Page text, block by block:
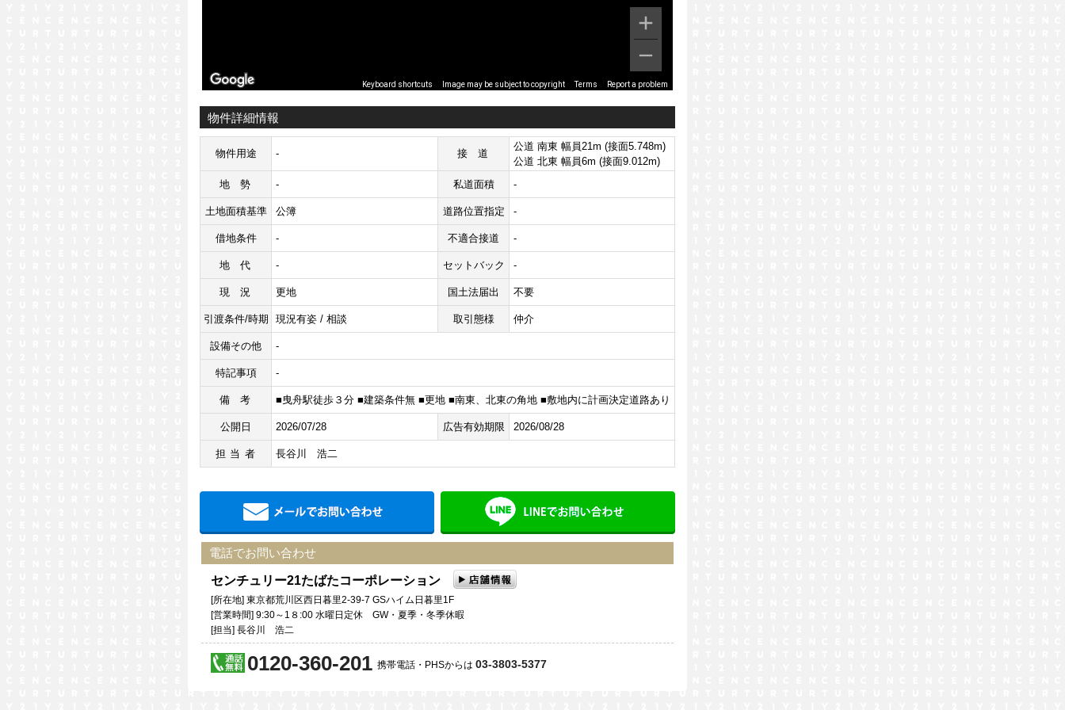
Keyboard shortcuts Image may be subject to copyright Terms Report a problem
物件詳細情報
物件用途 - 接道
公道 南東 幅員21m (接面5.748m)
公道 北東 幅員6m (接面9.012m)
地勢
- 私道面積 -
土地面積基準 公簿 道路位置指定 -
借地条件 - 不適合接道 -
地代 - セットバック -
現況 更地 国土法届出 不要
引渡条件/時期 現況有姿 / 相談 取引態様 仲介
設備その他 -
特記事項 -
備考 ■曳舟駅徒歩３分 ■建築条件無 ■更地 ■南東、北東の角地 ■敷地内に計画決定道路あり
公開日 2026/07/28 広告有効期限 2026/08/28
担当者 長谷川 浩二
メールでお問い合わせ
電話でお問い合わせ
センチュリー21たばたコーポレーション
[所在地] 東京都荒川区西日暮里2-39-7 GSハイム日暮里1F
[営業時間] 9:30～1８:00 水曜日定休 GW・夏季・冬季休暇
[担当] 長谷川 浩二
0120-360-201 携帯電話・PHSからは 03-3803-5377